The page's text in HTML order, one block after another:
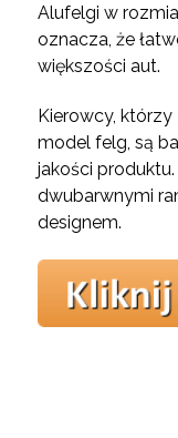
Alufelgi w
oznacza, że
większości aut.
Kierowcy,
model felg, są
jakości
dwubarwnymi
designem.